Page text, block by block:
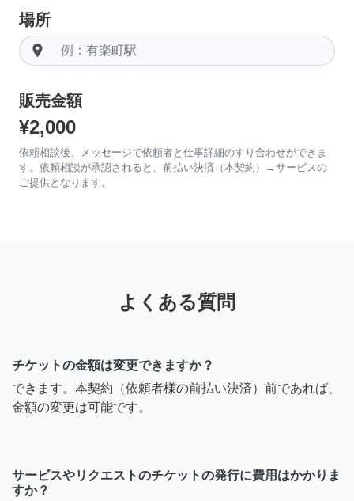
場所
room
販売金額
¥2,000
依頼相談後、メッセージで依頼者と仕事詳細のすり合わせができま
す。依頼相談が承認されると、前払い決済（本契約）→サービスの
ご提供となります。
よくある質問
チケットの金額は変更できますか？
できます。本契約（依頼者様の前払い決済）前であれば、
金額の変更は可能です。
サービスやリクエストのチケットの発行に費用はかかりま
すか？